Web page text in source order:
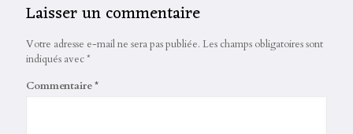
Laisser un commentaire
Votre adresse e-mail ne sera pas publiée. Les champs obligatoires sont
indiqués avec*
Commentaire*